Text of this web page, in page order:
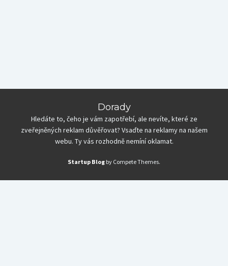
Dorady
Hledáte to, čeho je vám zapotřebí, ale nevíte, které ze
zveřejněných reklam důvěřovat? Vsaďte na reklamy na našem
webu. Ty vás rozhodně nemíní oklamat.
Startup Blog by Compete Themes.